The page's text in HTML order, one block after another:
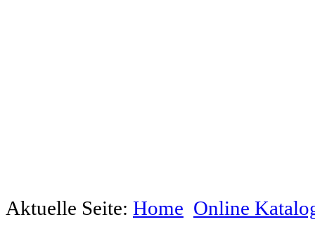
Aktuelle Seite: Home Online